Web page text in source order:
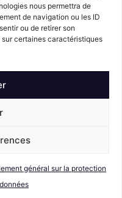
nous permettra de
de navigation ou les ID
ou de retirer son
certaines caractéristiques
général sur la protection
créatif
légales
de vente RGPD